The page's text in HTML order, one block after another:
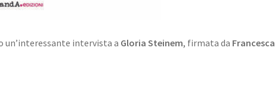
un’interessante intervista a Gloria Steinem, firmata da Francesca